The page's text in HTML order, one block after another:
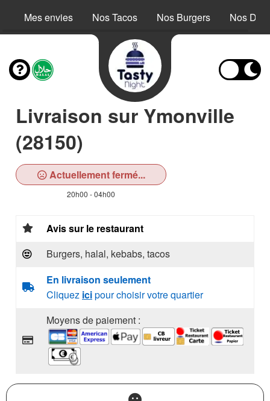
Mes envies Nos Tacos Nos Burgers Nos
Livraison sur Ymonville
(28150)
Actuellement fermé...
20h00 - 04h00
Avis sur le restaurant
Burgers, halal, kebabs, tacos
En livraison seulement
Cliquez icipour choisir votre quartier
Moyens de paiement :